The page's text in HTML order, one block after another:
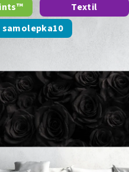
Textil
samolepka10